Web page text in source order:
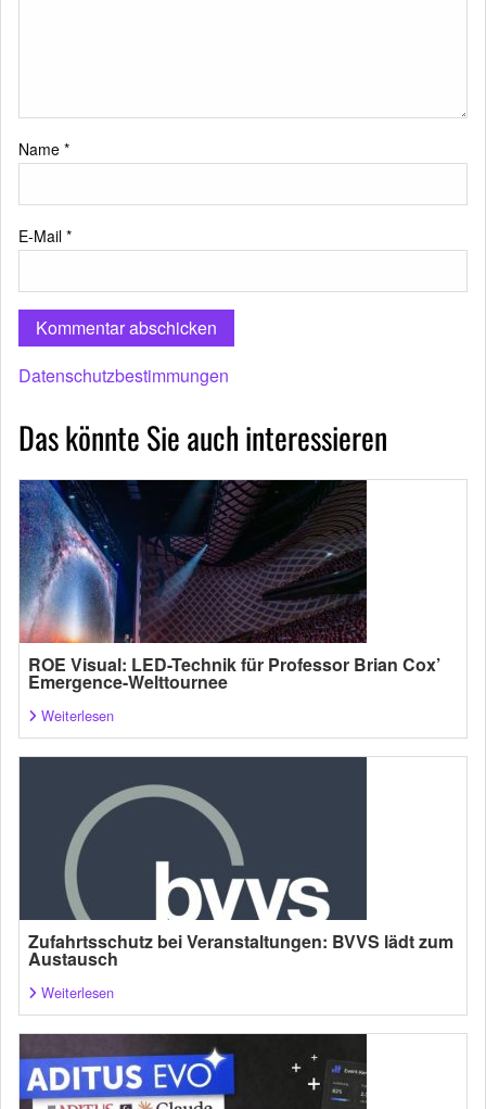
Name *
E-Mail *
Datenschutzbestimmungen
Das könnte Sie auch interessieren
ROE Visual: LED-Technik für Professor Brian Cox’
Emergence-Welttournee
Weiterlesen
Zufahrtsschutz bei Veranstaltungen: BVVS lädt zum
Austausch
Weiterlesen